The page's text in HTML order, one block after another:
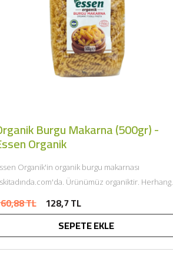
Burgu Makarna (500gr) -
Organik
Organik'in organik burgu makarnası
Ürünümüz organiktir. Herhangi
onaylıdır. ECOCERT tarafından sertifik......
TL 128,7 TL
SEPETE EKLE